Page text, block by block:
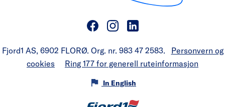
Fjord1 AS, 6902 FLORØ. Org. nr. 983 47 2583. Personvern og
cookies
Ring 177 for generell ruteinformasjon
In English